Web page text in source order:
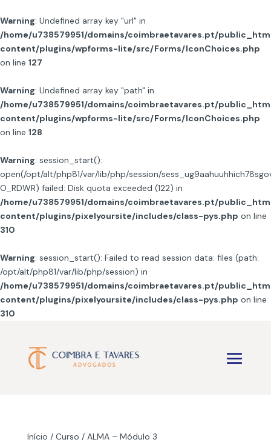
Warning: Undefined array key "url" in
/home/u738579951/domains/coimbraetavares.pt/
content/plugins/wpforms-lite/src/Forms/IconChoices.php
on line 127
Warning: Undefined array key "path" in
/home/u738579951/domains/coimbraetavares.pt/
content/plugins/wpforms-lite/src/Forms/IconChoices.php
on line 128
Warning: session_start():
open(/opt/alt/php81/var/lib/php/session/
O_RDWR) failed: Disk quota exceeded (122) in
/home/u738579951/domains/coimbraetavares.pt/
content/plugins/pixelyoursite/includes/class-pys.php on line
310
Warning: session_start(): Failed to read session data: files (path:
/opt/alt/php81/var/lib/php/session) in
/home/u738579951/domains/coimbraetavares.pt/
content/plugins/pixelyoursite/includes/class-pys.php on line
310
Início / Curso / ALMA – Módulo 3